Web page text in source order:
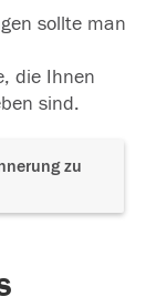
sollte man
die Ihnen
sind.
zu